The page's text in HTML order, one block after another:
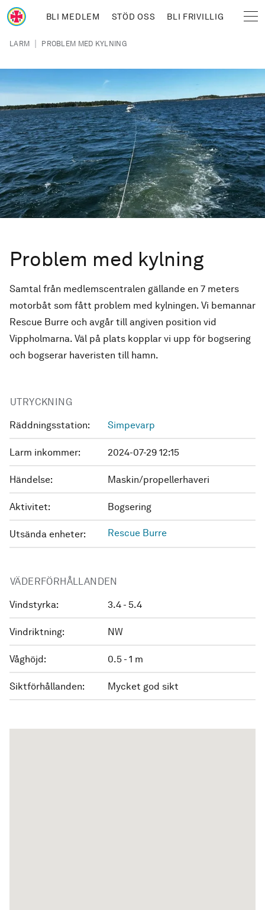
Hoppa till huvudinnehåll
BLI MEDLEM STÖD OSS BLI FRIVILLIG
Länkstig
LARM | PROBLEM MED KYLNING
Problem med kylning
Samtal från medlemscentralen gällande en 7 meters
motorbåt som fått problem med kylningen. Vi bemannar
Rescue Burre och avgår till angiven position vid
Vippholmarna. Väl på plats kopplar vi upp för bogsering
och bogserar haveristen till hamn.
UTRYCKNING
Räddningsstation: Simpevarp
Larm inkommer: 2024-07-29 12:15
Händelse: Maskin/propellerhaveri
Aktivitet: Bogsering
Utsända enheter: Rescue Burre
VÄDERFÖRHÅLLANDEN
Vindstyrka: 3.4 - 5.4
Vindriktning: NW
Våghöjd: 0.5 - 1 m
Siktförhållanden: Mycket god sikt